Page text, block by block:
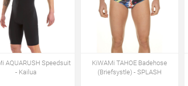
AQUARUSH Speedsuit
- Kailua
KiWAMi TAHOE Badehose
(Briefsystle) - SPLASH